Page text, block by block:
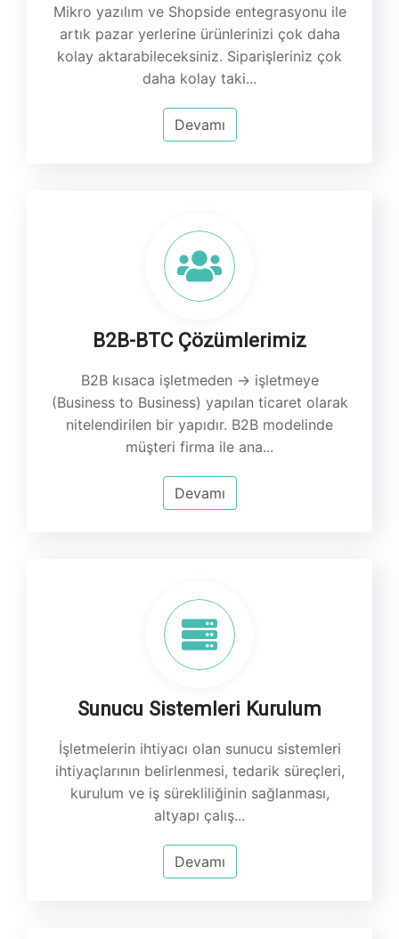
Mikro yazılım ve Shopside entegrasyonu ile
artık pazar yerlerine ürünlerinizi çok daha
kolay aktarabileceksiniz. Siparişleriniz çok
daha kolay taki...
Devamı
B2B-BTC Çözümlerimiz
B2B kısaca işletmeden -> işletmeye
(Business to Business) yapılan ticaret olarak
nitelendirilen bir yapıdır. B2B modelinde
müşteri firma ile ana...
Devamı
Sunucu Sistemleri Kurulum
İşletmelerin ihtiyacı olan sunucu sistemleri
ihtiyaçlarının belirlenmesi, tedarik süreçleri,
kurulum ve iş sürekliliğinin sağlanması,
altyapı çalış...
Devamı